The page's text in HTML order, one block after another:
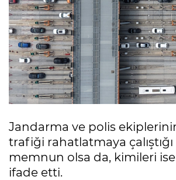
Jandarma ve polis
trafiği rahatlatmaya
memnun olsa da, kimileri ise
ifade etti.